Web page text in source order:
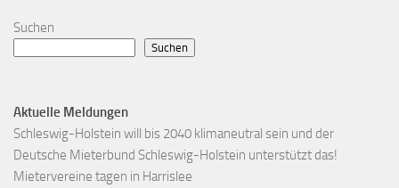
Suchen
Suchen
Aktuelle Meldungen
Schleswig-Holstein will bis 2040 klimaneutral sein und der
Deutsche Mieterbund Schleswig-Holstein unterstützt das!
Mietervereine tagen in Harrislee